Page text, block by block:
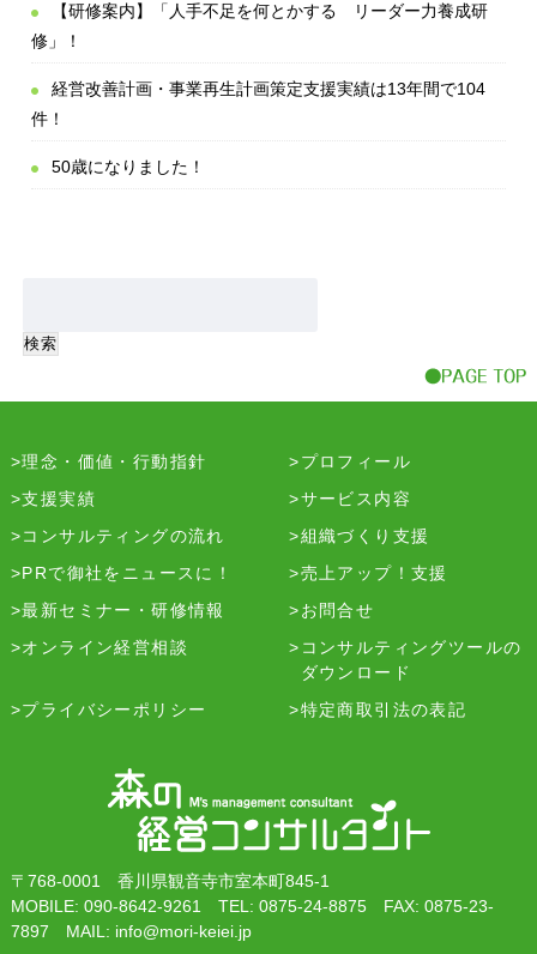
【研修案内】「人手不足を何とかする リーダー力養成研
修」！
経営改善計画・事業再生計画策定支援実績は13年間で104
件！
50歳になりました！
理念・価値・行動指針
プロフィール
支援実績
サービス内容
コンサルティングの流れ
組織づくり支援
PRで御社をニュースに！
売上アップ！支援
最新セミナー・研修情報
お問合せ
オンライン経営相談
コンサルティングツールの
ダウンロード
プライバシーポリシー
特定商取引法の表記
〒768-0001 香川県観音寺市室本町845-1
MOBILE: 090-8642-9261 TEL: 0875-24-8875 FAX: 0875-23-
7897 MAIL: info@mori-keiei.jp